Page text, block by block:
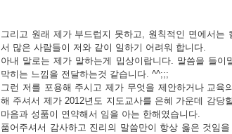
그리고 원래 제가 부드럽지 못하고, 원칙적인 면에서
서 많은 사람들이 저와 같이 일하기 어려워 합니다.
아내 말로는 제가 말하는게 밉상이랍니다. 말씀을 들
막히는 느낌을 전달하는것 같습니다. ^^;;;
그런 저를 포용해 주시고 제가 무엇을 제안하거나 교
해 주셔서 제가 2012년도 지도교사를 은혜 가운데 감
마음과 성품이 연약해서 임을 아는 한해였습니다.
품어주셔서 감사하고 진리의 말씀만이 항상 옳은 것임